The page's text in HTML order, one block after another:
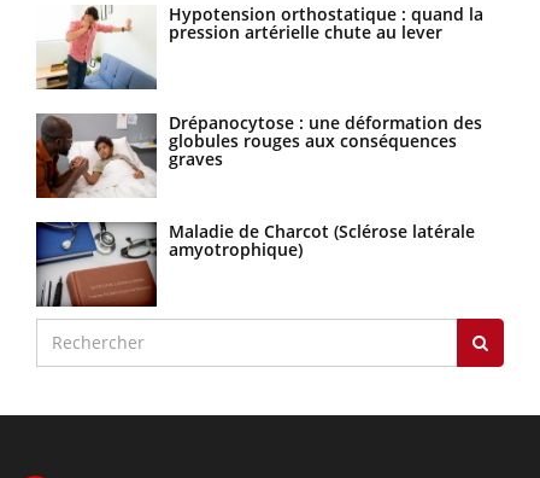
Hypotension orthostatique : quand la
pression artérielle chute au lever
Drépanocytose : une déformation des
globules rouges aux conséquences
graves
Maladie de Charcot (Sclérose latérale
amyotrophique)